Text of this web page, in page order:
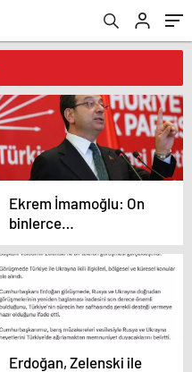
Ekrem İmamoğlu: On
binlerce
vatandaşımızın
hayatına mal olan
dönemin kapanmasına
çok sevindim
Erdoğan, Zelenski ile